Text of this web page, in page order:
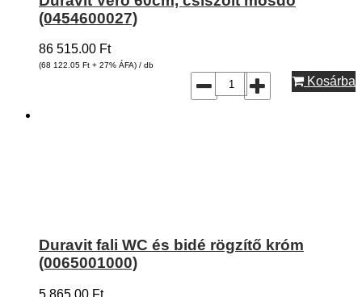
(0454600027)
86 515.00 Ft
(68 122.05 Ft + 27% ÁFA) / db
Kosárba
Duravit fali WC és bidé rögzítő króm
(0065001000)
5 865.00 Ft